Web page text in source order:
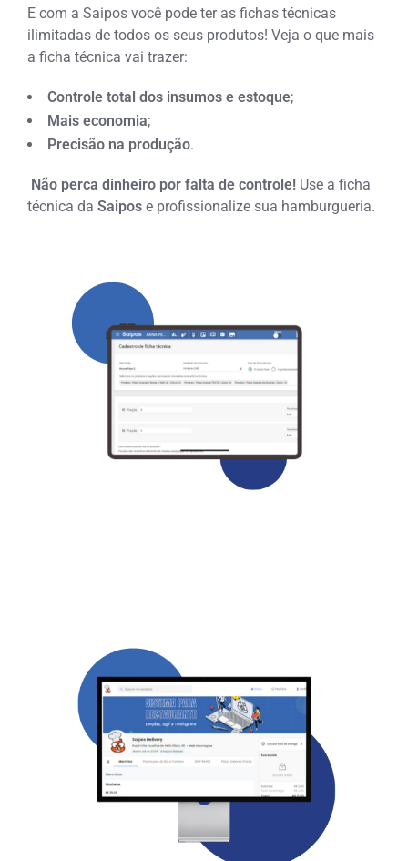
E com a Saipos você pode ter as fichas técnicas
ilimitadas de todos os seus produtos! Veja o que mais
a ficha técnica vai trazer:
Controle total dos insumos e estoque;
Mais economia;
Precisão na produção.
Não perca dinheiro por falta de controle! Use a ficha
técnica daSaipos e profissionalize sua hamburgueria.